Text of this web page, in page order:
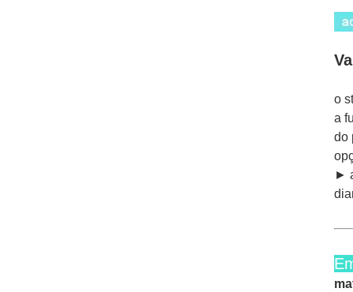
o
a
do
►